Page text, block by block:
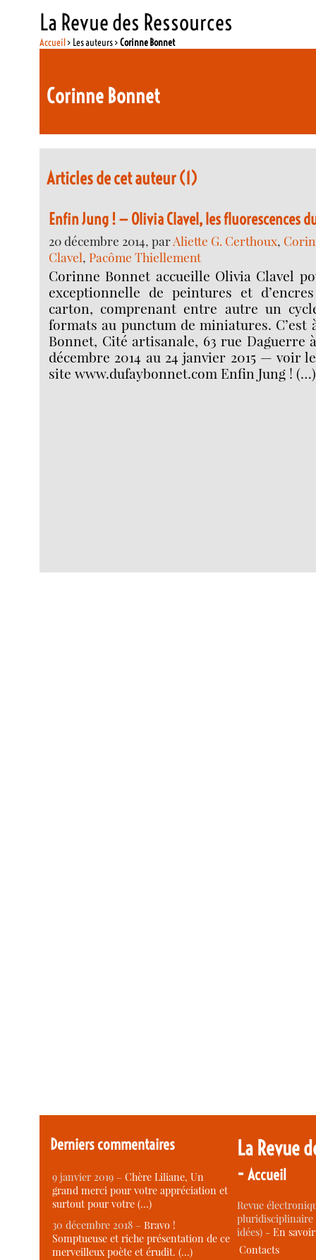
La Revue des Ressources
Accueil> Les auteurs >Corinne Bonnet
Corinne Bonnet
Articles de cet auteur (1)
Enfin Jung ! — Olivia Clavel, les fluorescences
20 décembre 2014, parAliette G. Certhoux,
Clavel, Pacôme Thiellement
Corinne Bonnet accueille Olivia Clavel
exceptionnelle de peintures et
carton, comprenant entre autre un
formats au punctum de miniatures. C’est
Bonnet, Cité artisanale, 63 rue Daguerre
décembre 2014 au 24 janvier 2015 — voir
site www.dufaybonnet.com Enfin Jung ! (…)
Derniers commentaires
9 janvier 2019 –Chère Liliane, Un
grand merci pour votre appréciation et
surtout pour votre (…)
30 décembre 2018 –Bravo !
Somptueuse et riche présentation de ce
merveilleux poète et érudit. (…)
La Revue
-Accueil
Revue
idées) -En
Contacts